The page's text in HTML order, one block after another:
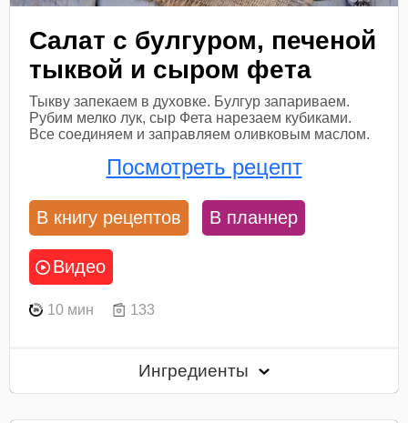
Салат с булгуром, печеной
тыквой и сыром фета
Тыкву запекаем в духовке. Булгур запариваем.
Рубим мелко лук, сыр Фета нарезаем кубиками.
Все соединяем и заправляем оливковым маслом.
Посмотреть рецепт
В книгу рецептов В планнер
Видео
10 мин 133
Ингредиенты